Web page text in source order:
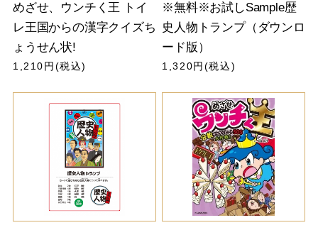
めざせ、ウンチく王 トイ
レ王国からの漢字クイズち
ょうせん状!
1,210円(税込)
※無料※お試しSample歴
史人物トランプ（ダウンロ
ード版）
1,320円(税込)